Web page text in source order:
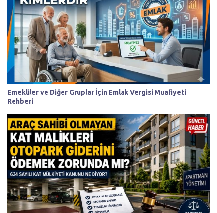
Emekliler ve Diğer Gruplar İçin Emlak Vergisi Muafiyeti
Rehberi